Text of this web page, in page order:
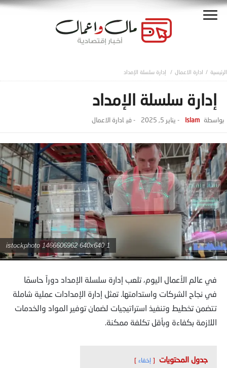
ادارة الاعمال إدارة سلسلة الإمداد
إدارة سلسلة الإمداد
Islam
- يناير 5, 2025 - ‎في ادارة الاعمال
istockphoto 1466606962 640x640 1
في عالم الأعمال اليوم، تلعب إدارة سلسلة الإمداد دوراً حاسمًا
في نجاح الشركات واستدامتها. تمثل إدارة الإمدادات عملية شاملة
تتضمن تخطيط وتنفيذ استراتيجيات لضمان توفير المواد والخدمات
اللازمة بكفاءة وبأقل تكلفة ممكنة.
جدول المحتويات إخفاء